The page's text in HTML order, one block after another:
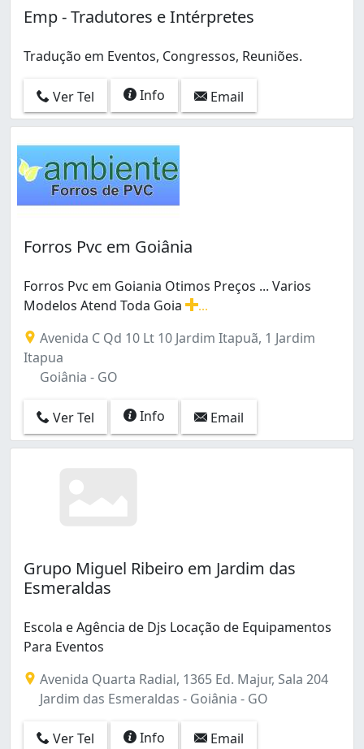
Emp - Tradutores e Intérpretes
Tradução em Eventos, Congressos, Reuniões.
Ver Tel Info Email
Forros Pvc em Goiânia
Forros Pvc em Goiania Otimos Preços ... Varios
Modelos Atend Toda Goia
Avenida C Qd 10 Lt 10 Jardim Itapuã, 1 Jardim
Itapua
Goiânia - GO
Ver Tel Info Email
Grupo Miguel Ribeiro em Jardim das
Esmeraldas
Escola e Agência de Djs Locação de Equipamentos
Para Eventos
Avenida Quarta Radial, 1365 Ed. Majur, Sala 204
Jardim das Esmeraldas - Goiânia - GO
Ver Tel Info Email